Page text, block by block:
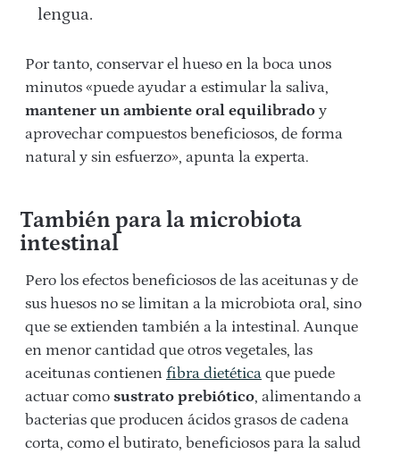
lengua.
Por tanto, conservar el hueso en la boca unos
minutos «puede ayudar a estimular la saliva,
mantener un ambiente oral equilibrado y
aprovechar compuestos beneficiosos, de forma
natural y sin esfuerzo», apunta la experta.
También para la microbiota
intestinal
Pero los efectos beneficiosos de las aceitunas y de
sus huesos no se limitan a la microbiota oral, sino
que se extienden también a la intestinal. Aunque
en menor cantidad que otros vegetales, las
aceitunas contienen fibra dietética que puede
actuar como sustrato prebiótico, alimentando a
bacterias que producen ácidos grasos de cadena
corta, como el butirato, beneficiosos para la salud